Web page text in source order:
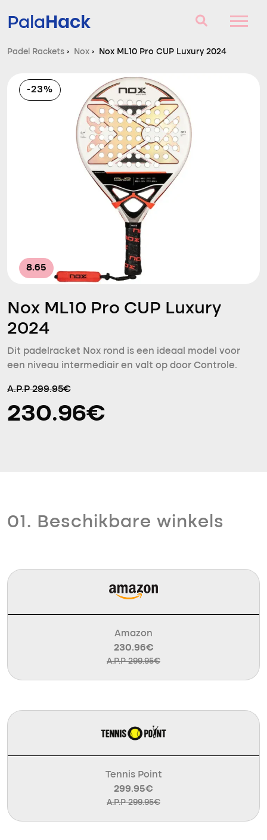
PalaHack
Padel Rackets
Vragen en antwoorden
Vergelijker
Padel Rackets › Nox › Nox ML10 Pro CUP Luxury 2024
-23%
8.65
Nox ML10 Pro CUP Luxury
2024
Dit padelracket Nox rond is een ideaal model voor
een niveau intermediair en valt op door Controle.
A.P.P 299.95€
230.96€
01. Beschikbare winkels
Amazon
230.96€
A.P.P 299.95€
Tennis Point
299.95€
A.P.P 299.95€